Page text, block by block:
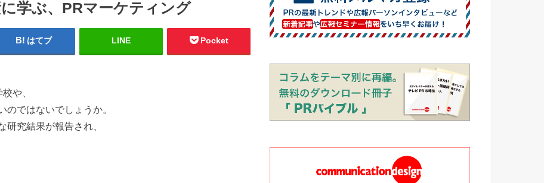
学ぶ、PRマーケティング
はてブ LINE Pocket
や、
ではないでしょうか。
研究結果が報告され、